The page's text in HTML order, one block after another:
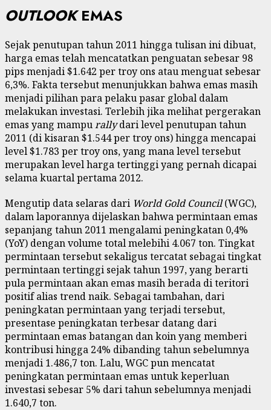
OUTLOOKEMAS
Sejak penutupan tahun 2011 hingga tulisan ini dibuat,
harga emas telah mencatatkan penguatan sebesar 98
pips menjadi $1.642 per troy ons atau menguat sebesar
6,3%. Fakta tersebut menunjukkan bahwa emas masih
menjadi pilihan para pelaku pasar global dalam
melakukan investasi. Terlebih jika melihat pergerakan
emas yang mampurallydari level penutupan tahun
2011 (di kisaran $1.544 per troy ons) hingga mencapai
level $1.783 per troy ons, yang mana level tersebut
merupakan level harga tertinggi yang pernah dicapai
selama kuartal pertama 2012.
Mengutip data selaras dari World Gold Council(WGC),
dalam laporannya dijelaskan bahwa permintaan emas
sepanjang tahun 2011 mengalami peningkatan 0,4%
(YoY) dengan volume total melebihi 4.067 ton. Tingkat
permintaan tersebut sekaligus tercatat sebagai tingkat
permintaan tertinggi sejak tahun 1997, yang berarti
pula permintaan akan emas masih berada di teritori
positif alias trend naik. Sebagai tambahan, dari
peningkatan permintaan yang terjadi tersebut,
presentase peningkatan terbesar datang dari
permintaan emas batangan dan koin yang memberi
kontribusi hingga 24% dibanding tahun sebelumnya
menjadi 1.486,7 ton. Lalu, WGC pun mencatat
peningkatan permintaan emas untuk keperluan
investasi sebesar 5% dari tahun sebelumnya menjadi
1.640,7 ton.